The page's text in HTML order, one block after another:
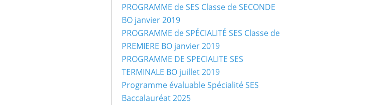
PROGRAMME de SES Classe de SECONDE
BO janvier 2019
PROGRAMME de SPÉCIALITÉ SES Classe de
PREMIERE BO janvier 2019
PROGRAMME DE SPECIALITE SES
TERMINALE BO juillet 2019
Programme évaluable Spécialité SES
Baccalauréat 2025